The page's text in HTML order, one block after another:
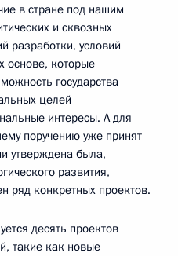
в стране под нашим
и сквозных
разработки, условий
основе, которые
государства
целей
интересы. А для
поручению уже принят
утверждена была,
развития,
ряд конкретных проектов.
десять проектов
такие как новые